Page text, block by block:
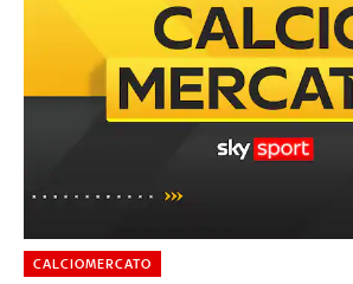
CALCIOMERCATO